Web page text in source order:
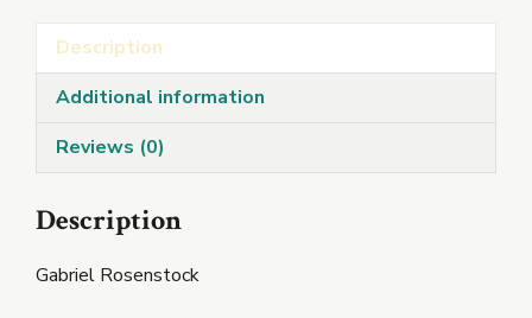
Description
Additional information
Reviews (0)
Description
Gabriel Rosenstock